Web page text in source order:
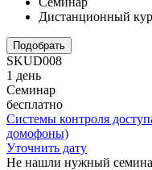
Дистанционный
Подобрать
SKUD008
1 день
Семинар
бесплатно
Системы контроля
домофоны)
Уточнить дату
Не нашли нужный